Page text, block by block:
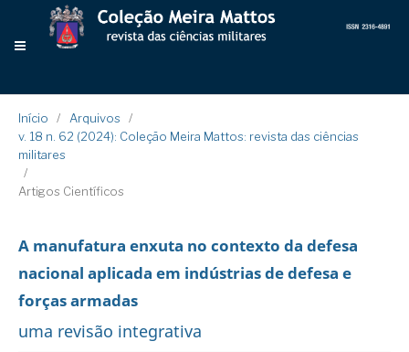
Início / Arquivos
/
v. 18 n. 62 (2024): Coleção Meira Mattos: revista das ciências
militares
/
Artigos Científicos
A manufatura enxuta no contexto da defesa
nacional aplicada em indústrias de defesa e
forças armadas
uma revisão integrativa